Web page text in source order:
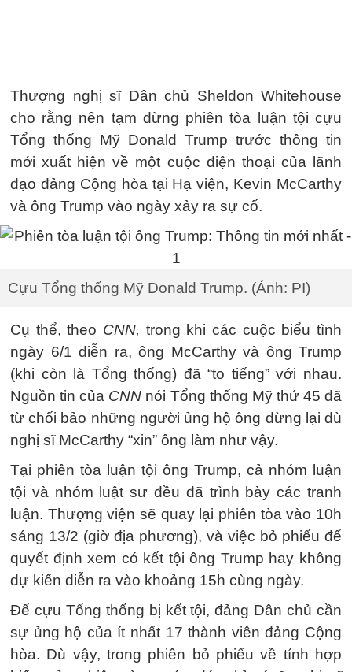
Thượng nghị sĩ Dân chủ Sheldon Whitehouse
cho rằng nên tạm dừng phiên tòa luận tội cựu
Tổng thống Mỹ Donald Trump trước thông tin
mới xuất hiện về một cuộc điện thoại của lãnh
đạo đảng Cộng hòa tại Hạ viện, Kevin McCarthy
và ông Trump vào ngày xảy ra sự cố.
Cựu Tổng thống Mỹ Donald Trump. (Ảnh: PI)
Cụ thể, theo CNN, trong khi các cuộc biểu tình
ngày 6/1 diễn ra, ông McCarthy và ông Trump
(khi còn là Tổng thống) đã “to tiếng” với nhau.
Nguồn tin của CNN nói Tổng thống Mỹ thứ 45 đã
từ chối bảo những người ủng hộ ông dừng lại dù
nghị sĩ McCarthy “xin” ông làm như vậy.
Tại phiên tòa luận tội ông Trump, cả nhóm luận
tội và nhóm luật sư đều đã trình bày các tranh
luận. Thượng viện sẽ quay lại phiên tòa vào 10h
sáng 13/2 (giờ địa phương), và việc bỏ phiếu để
quyết định xem có kết tội ông Trump hay không
dự kiến diễn ra vào khoảng 15h cùng ngày.
Để cựu Tổng thống bị kết tội, đảng Dân chủ cần
sự ủng hộ của ít nhất 17 thành viên đảng Cộng
hòa. Dù vậy, trong phiên bỏ phiếu về tính hợp